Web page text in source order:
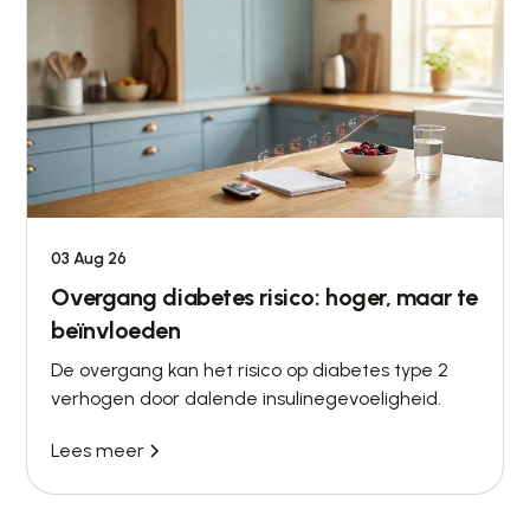
03 Aug 26
Overgang diabetes risico: hoger, maar te
beïnvloeden
De overgang kan het risico op diabetes type 2
verhogen door dalende insulinegevoeligheid.
Lees meer